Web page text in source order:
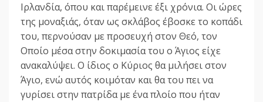
Ιρλανδία, όπου και παρέμεινε έξι χρόνια. Οι ώρες
της μοναξιάς, όταν ως σκλάβος έβοσκε το κοπάδι
του, περνούσαν με προσευχή στον Θεό, τον
Οποίο μέσα στην δοκιμασία του ο Άγιος είχε
ανακαλύψει. Ο ίδιος ο Κύριος θα μιλήσει στον
Άγιο, ενώ αυτός κοιμόταν και θα του πει να
γυρίσει στην πατρίδα με ένα πλοίο που ήταν